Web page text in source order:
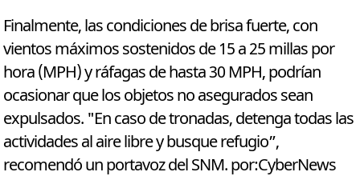
Finalmente, las condiciones de brisa fuerte, con
vientos máximos sostenidos de 15 a 25 millas por
hora (MPH) y ráfagas de hasta 30 MPH, podrían
ocasionar que los objetos no asegurados sean
expulsados. "En caso de tronadas, detenga todas las
actividades al aire libre y busque refugio”,
recomendó un portavoz del SNM. por:CyberNews